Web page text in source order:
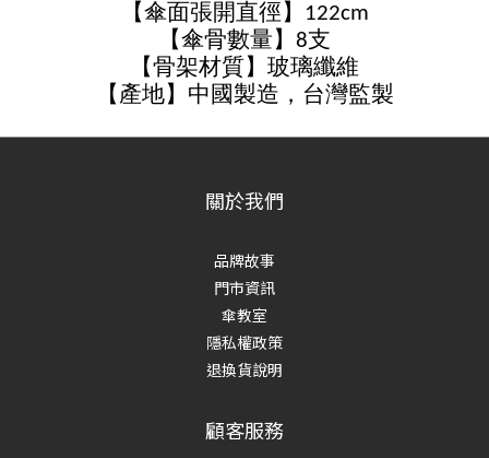
【傘面張開直徑】122cm
【傘骨數量】8支
【骨架材質】玻璃纖維
【產地】中國製造，台灣監製
關於我們
品牌故事
門市資訊
傘教室
隱私權政策
退換貨說明
顧客服務